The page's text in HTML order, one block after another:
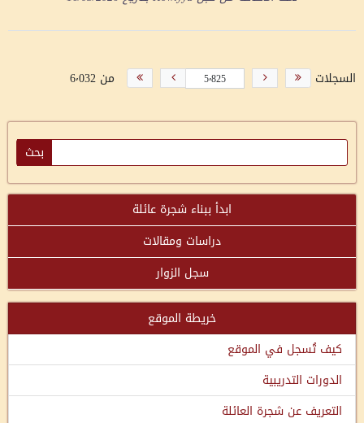
السجلات من 6٬032
ابدأ ببناء شجرة عائلة
دراسات ومقالات
سجل الزوار
خريطة الموقع
كيف تُسجل في الموقع
الدورات التدريبية
التعريف عن شجرة العائلة